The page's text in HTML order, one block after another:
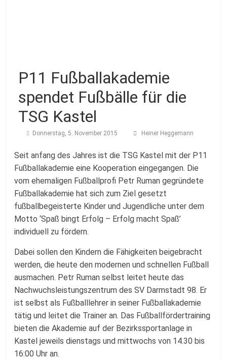
P11 Fußballakademie
spendet Fußbälle für die
TSG Kastel
Donnerstag, 5. November 2015 Heiner Heggemann
Seit anfang des Jahres ist die TSG Kastel mit der P11
Fußballakademie eine Kooperation eingegangen. Die
vom ehemaligen Fußballprofi Petr Ruman gegründete
Fußballakademie hat sich zum Ziel gesetzt
fußballbegeisterte Kinder und Jugendliche unter dem
Motto ‘Spaß bingt Erfolg – Erfolg macht Spaß’
individuell zu fördern.
Dabei sollen den Kindern die Fähigkeiten beigebracht
werden, die heute den modernen und schnellen Fußball
ausmachen. Petr Ruman selbst leitet heute das
Nachwuchsleistungszentrum des SV Darmstadt 98. Er
ist selbst als Fußballlehrer in seiner Fußballakademie
tätig und leitet die Trainer an. Das Fußballfördertraining
bieten die Akademie auf der Bezirkssportanlage in
Kastel jeweils dienstags und mittwochs von 14.30 bis
16:00 Uhr an.